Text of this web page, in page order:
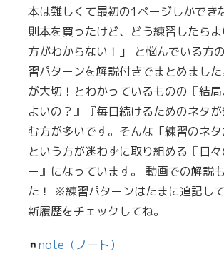
本は難しくて最初の1ページしかでき
則本を買ったけど、どう練習したら
方がわからない！」 と悩んでいる方
習パターンを解説付きでまとめまし
が大切！とわかっているものの『結
よいの？』『毎日続けるためのネタ
む方が多いです。そんな「練習のネタ
という方が迷わずに取り組める『日
ー』になっています。 動画での解説
た！ ※練習パターンはたまに追記し
新履歴をチェックしてね。
note（ノート）